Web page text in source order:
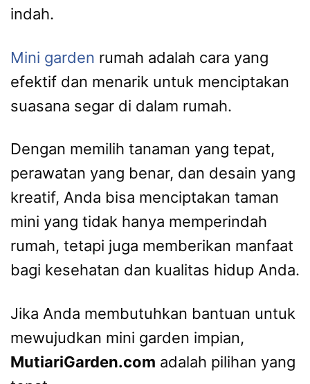
indah.
Mini garden rumah adalah cara yang
efektif dan menarik untuk menciptakan
suasana segar di dalam rumah.
Dengan memilih tanaman yang tepat,
perawatan yang benar, dan desain yang
kreatif, Anda bisa menciptakan taman
mini yang tidak hanya memperindah
rumah, tetapi juga memberikan manfaat
bagi kesehatan dan kualitas hidup Anda.
Jika Anda membutuhkan bantuan untuk
mewujudkan mini garden impian,
MutiariGarden.com adalah pilihan yang